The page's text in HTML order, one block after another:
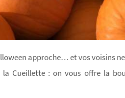
approche… et vos voisins
la Cueillette : on vous offre la